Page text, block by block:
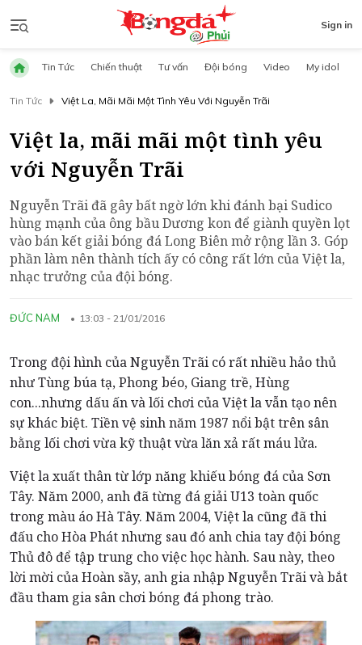
Sign in
Tin Tức Chiến thuật Tư vấn Đội bóng Video My idol
Tin Tức Việt La, Mãi Mãi Một Tình Yêu Với Nguyễn Trãi
Việt la, mãi mãi một tình yêu
với Nguyễn Trãi
Nguyễn Trãi đã gây bất ngờ lớn khi đánh bại Sudico
hùng mạnh của ông bầu Dương kon để giành quyền lọt
vào bán kết giải bóng đá Long Biên mở rộng lần 3. Góp
phần làm nên thành tích ấy có công rất lớn của Việt la,
nhạc trưởng của đội bóng.
ĐỨC NAM 13:03 - 21/01/2016
Trong đội hình của Nguyễn Trãi có rất nhiều hảo thủ
như Tùng búa tạ, Phong béo, Giang trề, Hùng
con...nhưng dấu ấn và lối chơi của Việt la vẫn tạo nên
sự khác biệt. Tiền vệ sinh năm 1987 nổi bật trên sân
bằng lối chơi vừa kỹ thuật vừa lăn xả rất máu lửa.
Việt la xuất thân từ lớp năng khiếu bóng đá của Sơn
Tây. Năm 2000, anh đã từng đá giải U13 toàn quốc
trong màu áo Hà Tây. Năm 2004, Việt la cũng đã thi
đấu cho Hòa Phát nhưng sau đó anh chia tay đội bóng
Thủ đô để tập trung cho việc học hành. Sau này, theo
lời mời của Hoàn sầy, anh gia nhập Nguyễn Trãi và bắt
đầu tham gia sân chơi bóng đá phong trào.